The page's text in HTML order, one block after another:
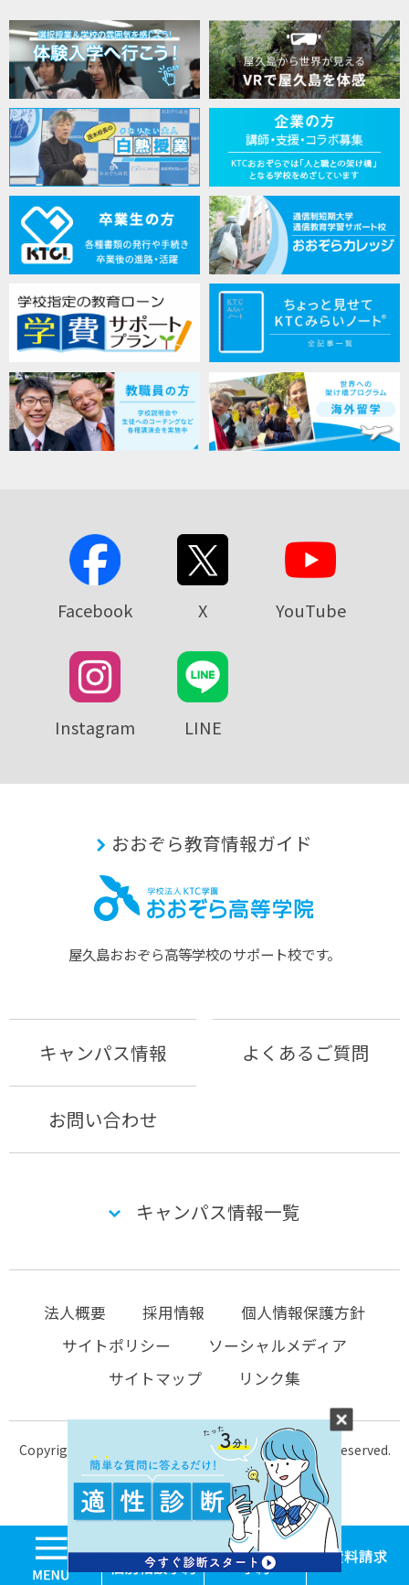
学校見学・個別相
体験入
Facebook X YouTube
Instagram LINE
おおぞら教育情報ガイド
屋久島おおぞら⾼等学校のサポート校です。
キャンパス情報 よくあるご質問
お問い合わせ
キャンパス情報一覧
法人概要 採用情報
個人情報保護方針
サイトポリシー
ソーシャルメディア
サイトマップ
リンク集
Copyright © 2004-2026 KTC-school.com All Rights Reserved.